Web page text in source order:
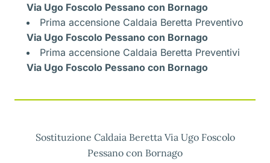
Via Ugo Foscolo Pessano con Bornago
Prima accensione Caldaia Beretta Preventivo
Via Ugo Foscolo Pessano con Bornago
Prima accensione Caldaia Beretta Preventivi
Via Ugo Foscolo Pessano con Bornago
Sostituzione Caldaia Beretta Via Ugo Foscolo
Pessano con Bornago